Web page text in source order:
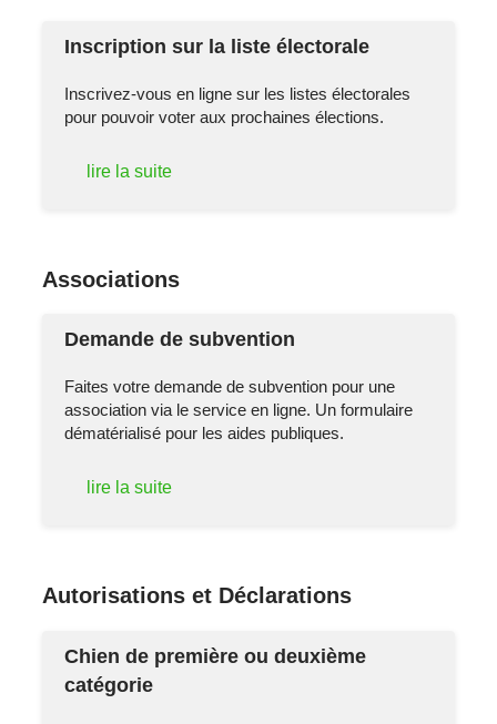
Inscription sur la liste électorale
Inscrivez-vous en ligne sur les listes électorales
pour pouvoir voter aux prochaines élections.
lire la suite
Associations
Demande de subvention
Faites votre demande de subvention pour une
association via le service en ligne. Un formulaire
dématérialisé pour les aides publiques.
lire la suite
Autorisations et Déclarations
Chien de première ou deuxième
catégorie